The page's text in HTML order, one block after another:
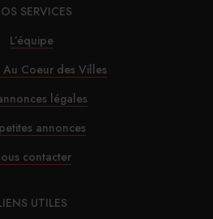
SERVICES
L’équipe
Au Coeur des Villes
légales
annonces
contacter
UTILES